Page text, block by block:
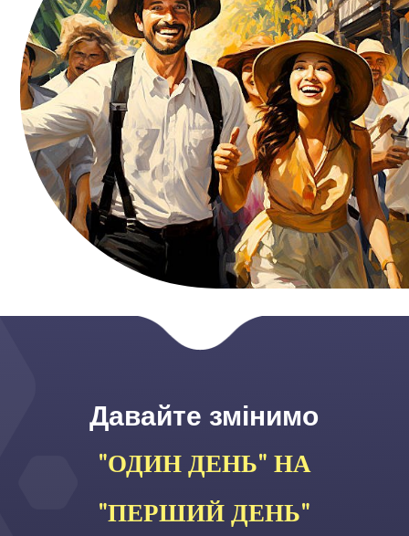
Давайте змінимо
"ОДИН ДЕНЬ" НА
"ПЕРШИЙ ДЕНЬ"